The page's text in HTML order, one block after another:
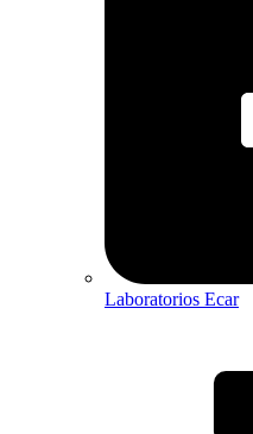
Laboratorios Ecar